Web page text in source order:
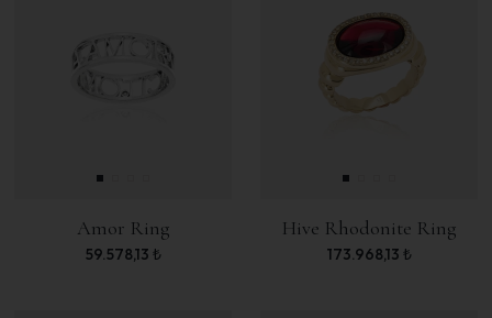
Amor Ring
59.578,13 ₺
Hive Rhodonite Ring
173.968,13 ₺